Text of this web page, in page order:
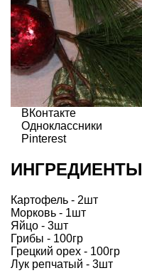
ВКонтакте
Одноклассники
Pinterest
ИНГРЕДИЕНТЫ
Картофель - 2шт
Морковь - 1шт
Яйцо - 3шт
Грибы - 100гр
Грецкий орех - 100гр
Лук репчатый - 3шт